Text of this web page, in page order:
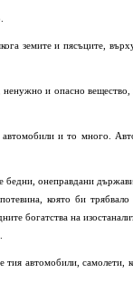
земите и пясъците,
ненужно и опасно
и то много.
бедни, онеправдани
която би
богатства на
тия автомобили, самолети,